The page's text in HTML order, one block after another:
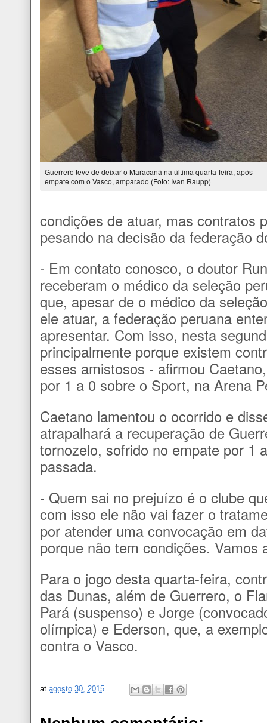
Guerrero teve de deixar o Maracanã na última quarta-feira, após
empate com o Vasco, amparado (Foto: Ivan Raupp)
condições de atuar, mas contratos
pesando na decisão da federação
- Em contato conosco, o doutor
receberam o médico da seleção
que, apesar de o médico da
ele atuar, a federação peruana
apresentar. Com isso, nesta
principalmente porque existem
esses amistosos - afirmou
por 1 a 0 sobre o Sport, na Arena
Caetano lamentou o ocorrido e
atrapalhará a recuperação de
tornozelo, sofrido no empate por 1
passada.
- Quem sai no prejuízo é o clube
com isso ele não vai fazer o
por atender uma convocação em
porque não tem condições.
Para o jogo desta quarta-feira,
das Dunas, além de Guerrero, o
Pará (suspenso) e Jorge
olímpica) e Ederson, que, a
contra o Vasco.
at agosto 30, 2015